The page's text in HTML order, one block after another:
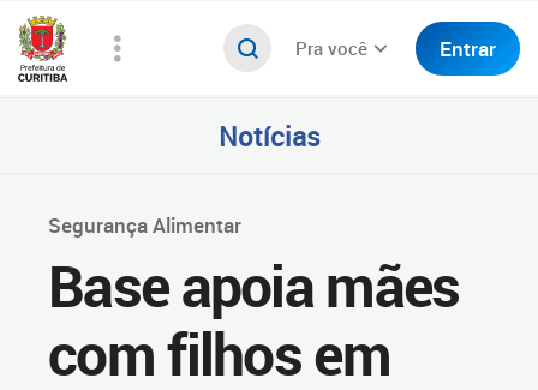
Pra você Entrar
Notícias
Segurança Alimentar
Base apoia mães
com filhos em